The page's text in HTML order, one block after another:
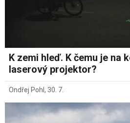
K zemi hleď. K čemu je na
laserový projektor?
Ondřej Pohl , 30. 7.